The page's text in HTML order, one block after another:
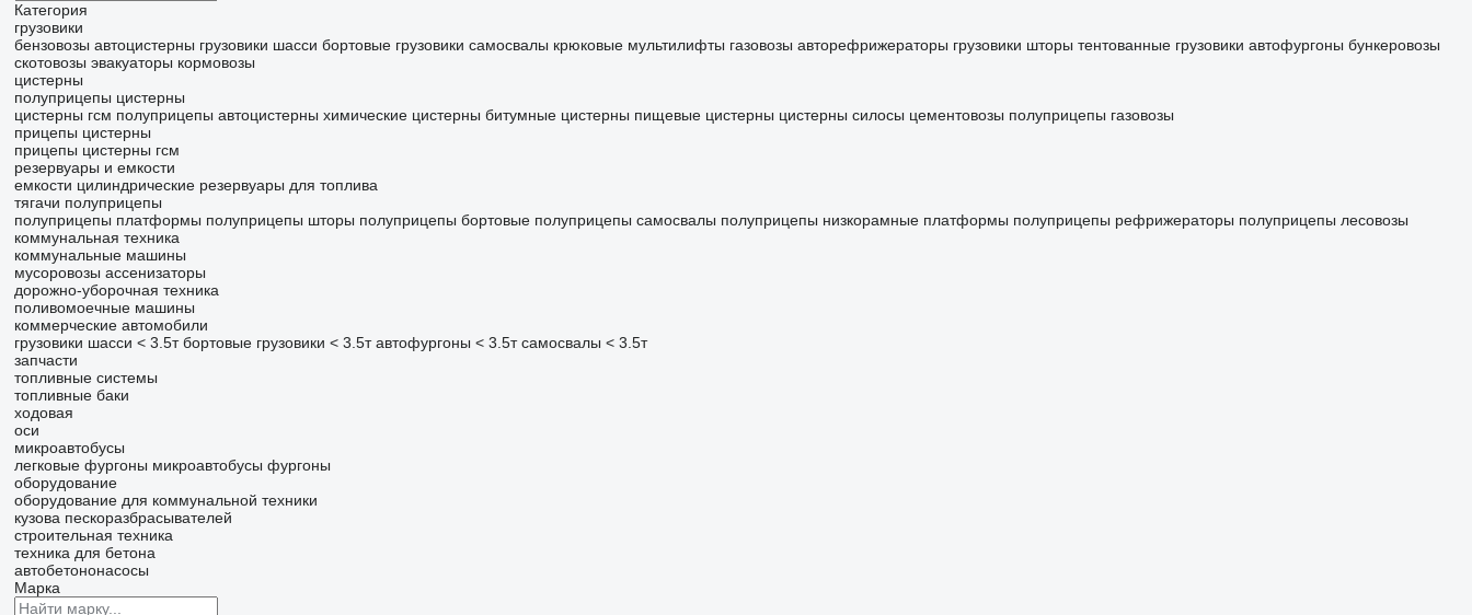
Категория
грузовики
бензовозы автоцистерны грузовики шасси бортовые грузовики самосвалы крюковые мультилифты газовозы авторефрижераторы грузовики шторы тентованные грузовики автофургоны бункеровозы
скотовозы эвакуаторы кормовозы
цистерны
полуприцепы цистерны
цистерны гсм полуприцепы автоцистерны химические цистерны битумные цистерны пищевые цистерны цистерны силосы цементовозы полуприцепы газовозы
прицепы цистерны
прицепы цистерны гсм
резервуары и емкости
емкости цилиндрические резервуары для топлива
тягачи полуприцепы
полуприцепы платформы полуприцепы шторы полуприцепы бортовые полуприцепы самосвалы полуприцепы низкорамные платформы полуприцепы рефрижераторы полуприцепы лесовозы
коммунальная техника
коммунальные машины
мусоровозы ассенизаторы
дорожно-уборочная техника
поливомоечные машины
коммерческие автомобили
грузовики шасси < 3.5т бортовые грузовики < 3.5т автофургоны < 3.5т самосвалы < 3.5т
запчасти
топливные системы
топливные баки
ходовая
оси
микроавтобусы
легковые фургоны микроавтобусы фургоны
оборудование
оборудование для коммунальной техники
кузова пескоразбрасывателей
строительная техника
техника для бетона
автобетононасосы
Марка